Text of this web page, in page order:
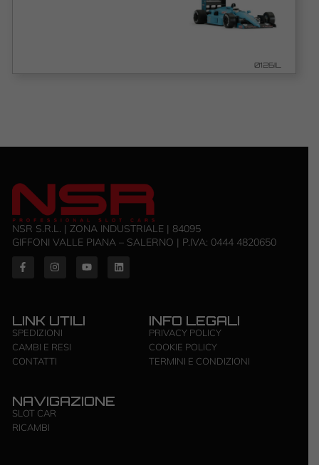
0126IL
NSR S.R.L. | ZONA INDUSTRIALE | 84095
GIFFONI VALLE PIANA – SALERNO | P.IVA: ‭0444 4820650‬
LINK UTILI
SPEDIZIONI
CAMBI E RESI
CONTATTI
INFO LEGALI
PRIVACY POLICY
COOKIE POLICY
TERMINI E CONDIZIONI
NAVIGAZIONE
SLOT CAR
RICAMBI